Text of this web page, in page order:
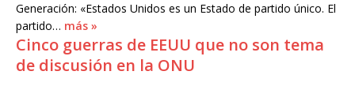
Generación: «Estados Unidos es un Estado de partido único. El
partido… más »
Cinco guerras de EEUU que no son tema
de discusión en la ONU